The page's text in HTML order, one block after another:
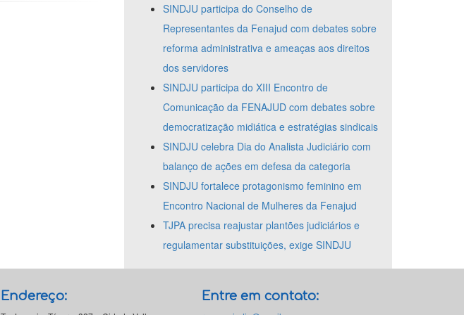
SINDJU participa do Conselho de
Representantes da Fenajud com debates sobre
reforma administrativa e ameaças aos direitos
dos servidores
SINDJU participa do XIII Encontro de
Comunicação da FENAJUD com debates sobre
democratização midiática e estratégias sindicais
SINDJU celebra Dia do Analista Judiciário com
balanço de ações em defesa da categoria
SINDJU fortalece protagonismo feminino em
Encontro Nacional de Mulheres da Fenajud
TJPA precisa reajustar plantões judiciários e
regulamentar substituições, exige SINDJU
Endereço: Entre em contato: